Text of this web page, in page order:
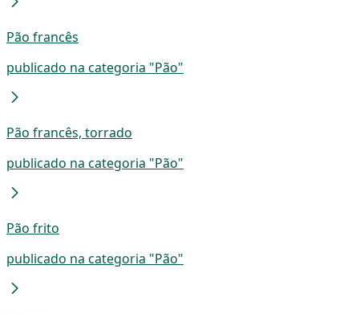
Pão francês
publicado na categoria "Pão"
Pão francês, torrado
publicado na categoria "Pão"
Pão frito
publicado na categoria "Pão"